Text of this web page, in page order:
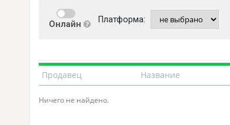
Онлайн Платформа:
Продавец Название
Ничего не найдено.